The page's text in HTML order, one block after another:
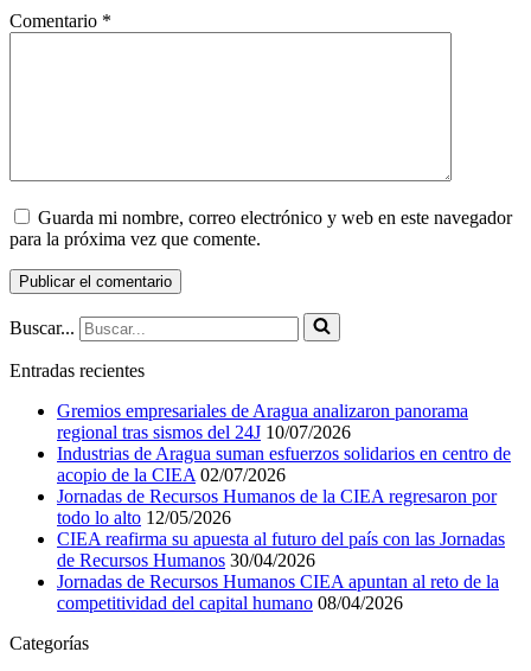
Comentario *
Guarda mi nombre, correo electrónico y web en este navegador
para la próxima vez que comente.
Buscar...
Entradas recientes
Gremios empresariales de Aragua analizaron panorama
regional tras sismos del 24J 10/07/2026
Industrias de Aragua suman esfuerzos solidarios en centro de
acopio de la CIEA 02/07/2026
Jornadas de Recursos Humanos de la CIEA regresaron por
todo lo alto 12/05/2026
CIEA reafirma su apuesta al futuro del país con las Jornadas
de Recursos Humanos 30/04/2026
Jornadas de Recursos Humanos CIEA apuntan al reto de la
competitividad del capital humano 08/04/2026
Categorías